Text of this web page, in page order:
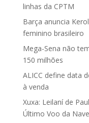
linhas da CPTM
Barça anuncia
feminino brasileiro
Mega-Sena não
150 milhões
ALICC define data
à venda
Xuxa: Leilaní de
Último Voo da Nave